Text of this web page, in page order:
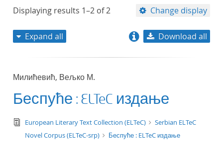
Displaying results 1–2 of2 Change display
title descending
format ascending
Expand all Download all
Милићевић, Вељко М.
Беспуће : ELTeC издање
text/tg.edition+tg.aggregation+xml
European Literary Text Collection (ELTeC)
Serbian ELTeC
Novel Corpus (ELTeC-srp)
Беспуће : ELTeC издање